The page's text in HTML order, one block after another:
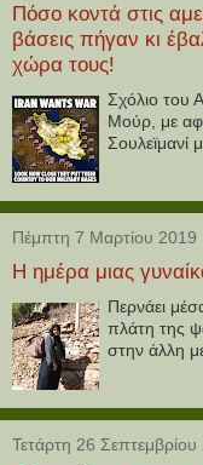
Πόσο κοντά στις
βάσεις πήγαν κι
χώρα τους!
Σχόλιο του
Μούρ, με
Σουλεϊμανί
Πέμπτη 7 Μαρτίου 2019
Η ημέρα μιας
Περνάει
πλάτη της
στην άλλη
Τετάρτη 26 Σεπτεμβρίου